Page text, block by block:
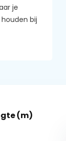
je
bij
(m)